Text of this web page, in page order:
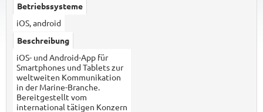
Betriebssysteme
iOS, android
Beschreibung
iOS- und Android-App für
Smartphones und Tablets zur
weltweiten Kommunikation
in der Marine-Branche.
Bereitgestellt vom
international tätigen Konzern